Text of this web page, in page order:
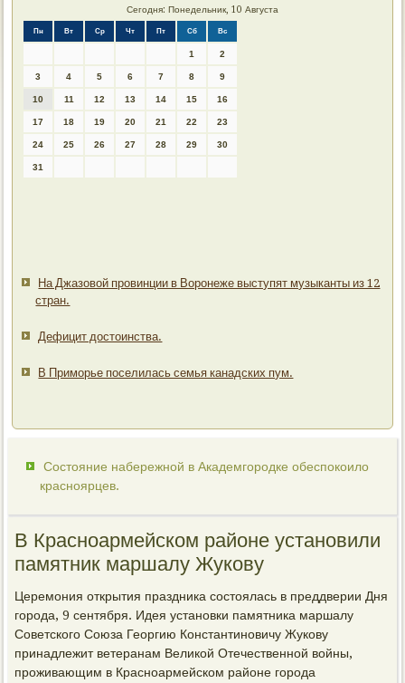
Сегодня: Понедельник, 10 Августа
Пн Вт Ср Чт Пт Сб Вс
1 2
3 4 5 6 7 8 9
10 11 12 13 14 15 16
17 18 19 20 21 22 23
24 25 26 27 28 29 30
31
На Джазовой провинции в Воронеже выступят музыканты из 12
стран.
Дефицит достоинства.
В Приморье поселилась семья канадских пум.
Состояние набережной в Академгородке обеспокоило
красноярцев.
В Красноармейском районе установили
памятник маршалу Жукову
Церемония открытия праздника состоялась в преддверии Дня
города, 9 сентября. Идея установки памятника маршалу
Советского Союза Георгию Константиновичу Жукову
принадлежит ветеранам Великой Отечественной войны,
проживающим в Красноармейском районе города